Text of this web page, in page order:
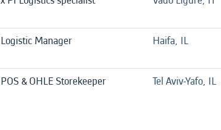
Logistic Manager Haifa, IL
POS & OHLE Storekeeper Tel Aviv-Yafo, IL